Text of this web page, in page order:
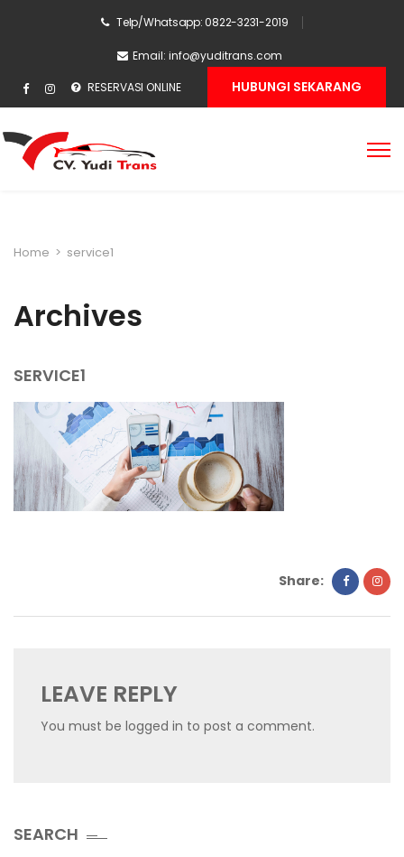
Telp/Whatsapp: 0822-3231-2019
Email: info@yuditrans.com
RESERVASI ONLINE HUBUNGI SEKARANG
Home > service1
Archives
SERVICE1
Share:
LEAVE REPLY
You must be logged in to post a comment.
SEARCH